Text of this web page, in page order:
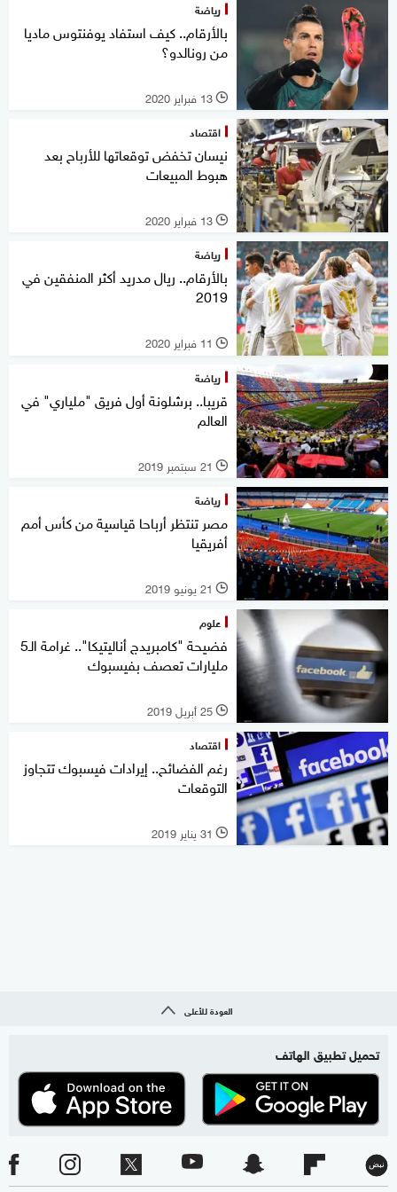
رياضة
بالأرقام.. كيف استفاد يوفنتوس ماديا
من رونالدو؟
l 13 فبراير 2020
اقتصاد
نيسان تخفض توقعاتها للأرباح بعد
هبوط المبيعات
l 13 فبراير 2020
رياضة
بالأرقام.. ريال مدريد أكثر المنفقين في
2019
l 11 فبراير 2020
رياضة
قريبا.. برشلونة أول فريق "ملياري" في
العالم
l 21 سبتمبر 2019
رياضة
مصر تنتظر أرباحا قياسية من كأس أمم
أفريقيا
l 21 يونيو 2019
علوم
فضيحة "كامبريدج أناليتيكا".. غرامة الـ5
مليارات تعصف بفيسبوك
l 25 أبريل 2019
اقتصاد
رغم الفضائح.. إيرادات فيسبوك تتجاوز
التوقعات
l 31 يناير 2019
العودة للأعلى
تحميل تطبيق الهاتف